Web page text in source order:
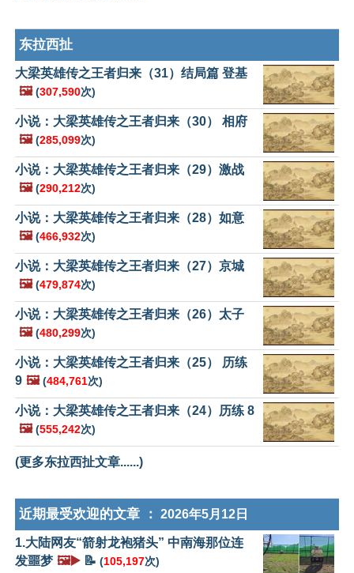
东拉西扯
大梁英雄传之王者归来（31）结局篇 登基
🖼️ (307,590次)
小说：大梁英雄传之王者归来（30） 相府
🖼️ (285,099次)
小说：大梁英雄传之王者归来（29）激战
🖼️ (290,212次)
小说：大梁英雄传之王者归来（28）如意
🖼️ (466,932次)
小说：大梁英雄传之王者归来（27）京城
🖼️ (479,874次)
小说：大梁英雄传之王者归来（26）太子
🖼️ (480,299次)
小说：大梁英雄传之王者归来（25） 历练
9 🖼️ (484,761次)
小说：大梁英雄传之王者归来（24）历练 8
🖼️ (555,242次)
(更多东拉西扯文章......)
近期最受欢迎的文章 ： 2026年5月12日
1.大陆网友“箭射龙袍猪头” 中南海那位连
发噩梦 🖼️▶️ 📝 (105,197次)